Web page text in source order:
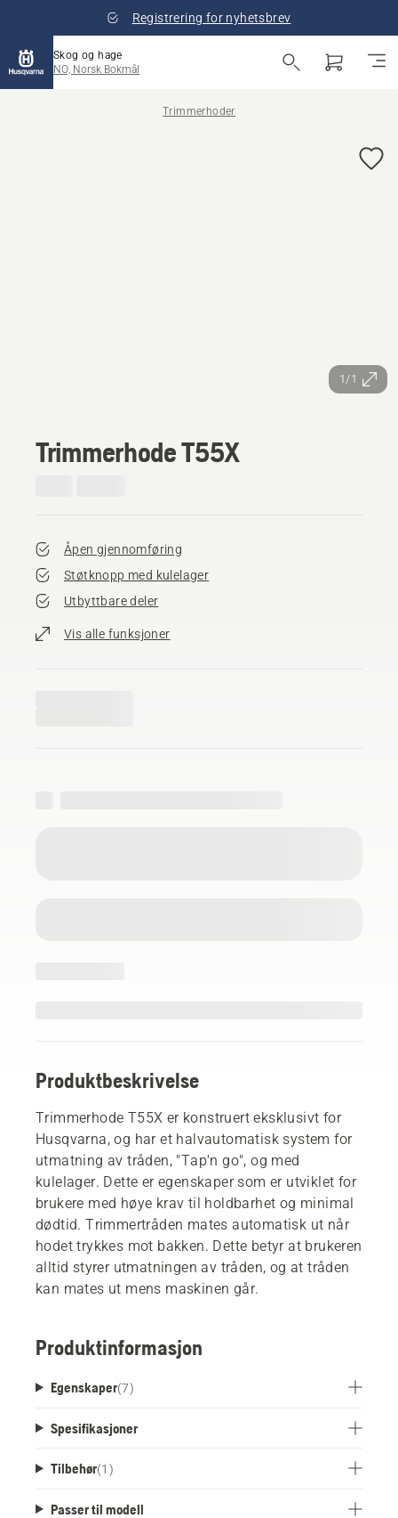
Registrering for nyhetsbrev
Skog og hage
NO, Norsk Bokmål
Trimmerhoder
1/1
Trimmerhode T55X
Åpen gjennomføring
Støtknopp med kulelager
Utbyttbare deler
Vis alle funksjoner
Produktbeskrivelse
Trimmerhode T55X er konstruert eksklusivt for
Husqvarna, og har et halvautomatisk system for
utmatning av tråden, "Tap'n go", og med
kulelager. Dette er egenskaper som er utviklet for
brukere med høye krav til holdbarhet og minimal
dødtid. Trimmertråden mates automatisk ut når
hodet trykkes mot bakken. Dette betyr at brukeren
alltid styrer utmatningen av tråden, og at tråden
kan mates ut mens maskinen går.
Produktinformasjon
Egenskaper(7)
Spesifikasjoner
Tilbehør(1 )
Passer til modell